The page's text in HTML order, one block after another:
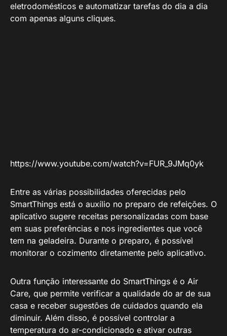
eletrodomésticos e automatizar tarefas do dia a dia
com apenas alguns cliques.
https://www.youtube.com/watch?v=FUR_9JMq0yk
Entre as várias possibilidades oferecidas pelo
SmartThings está o auxílio no preparo de refeições. O
aplicativo sugere receitas personalizadas com base
em suas preferências e nos ingredientes que você
tem na geladeira. Durante o preparo, é possível
monitorar o cozimento diretamente pelo aplicativo.
Outra função interessante do SmartThings é o Air
Care, que permite verificar a qualidade do ar de sua
casa e receber sugestões de cuidados quando ela
diminuir. Além disso, é possível controlar a
temperatura do ar-condicionado e ativar outras